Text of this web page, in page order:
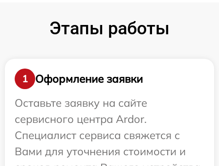
Этапы работы
1
Оформление заявки
Оставьте заявку на сайте
сервисного центра Ardor.
Специалист сервиса свяжется с
Вами для уточнения стоимости и